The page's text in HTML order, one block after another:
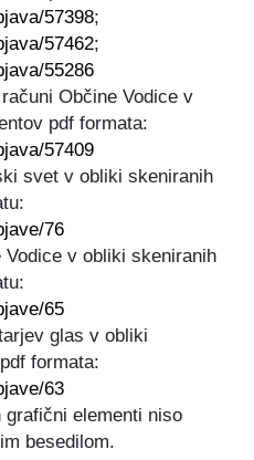
57398;
57462;
55286
Občine Vodice v
pdf formata:
57409
svet v obliki skeniranih
76
Vodice v obliki skeniranih
65
glas v obliki
formata:
63
grafični elementi niso
besedilom.